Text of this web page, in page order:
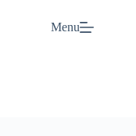
Menu